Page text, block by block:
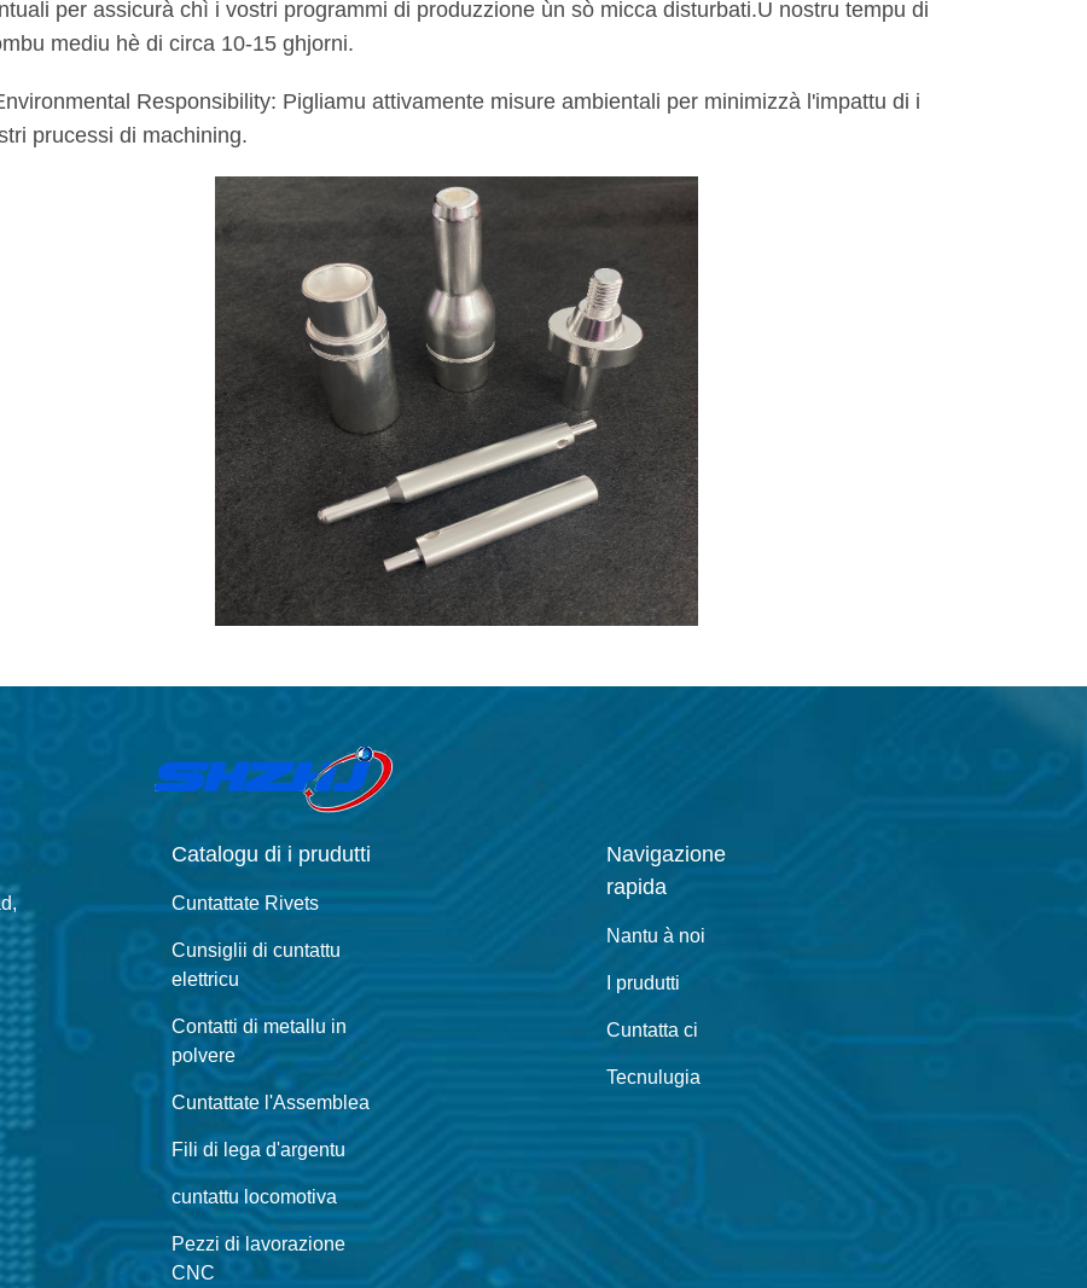
per assicurà chì i vostri programmi di produzzione ùn sò micca disturbati.U nostru tempu di
mediu hè di circa 10-15 ghjorni.
Responsibility: Pigliamu attivamente misure ambientali per minimizzà l'impattu di i
prucessi di machining.
Catalogu di i prudutti
Cuntattate Rivets
Cunsiglii di cuntattu
elettricu
Contatti di metallu in
polvere
Cuntattate l'Assemblea
Fili di lega d'argentu
cuntattu locomotiva
Pezzi di lavorazione
CNC
Navigazione
rapida
Nantu à noi
I prudutti
Cuntatta ci
Tecnulugia